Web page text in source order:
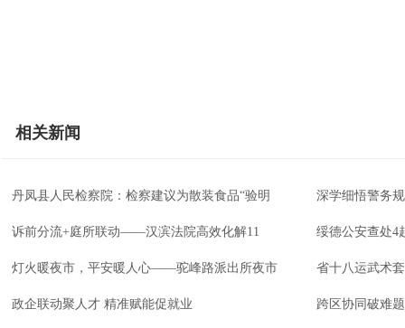
相关新闻
丹凤县人民检察院：检察建议为散装食品“验明 深学细悟警务
诉前分流+庭所联动——汉滨法院高效化解11 绥德公安查处4
灯火暖夜市，平安暖人心——驼峰路派出所夜市 省十八运武术
政企联动聚人才 精准赋能促就业 跨区协同破难